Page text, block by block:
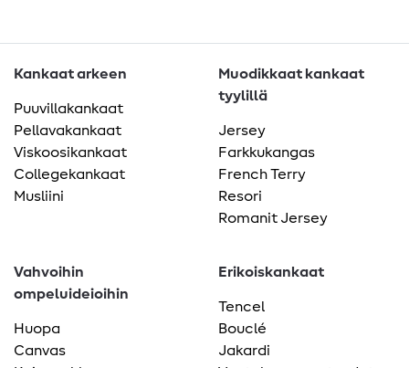
Kankaat arkeen
Puuvillakankaat
Pellavakankaat
Viskoosikankaat
Collegekankaat
Musliini
Muodikkaat kankaat
tyylillä
Jersey
Farkkukangas
French Terry
Resori
Romanit Jersey
Vahvoihin
ompeluideioihin
Huopa
Canvas
Erikoiskankaat
Tencel
Bouclé
Jakardi